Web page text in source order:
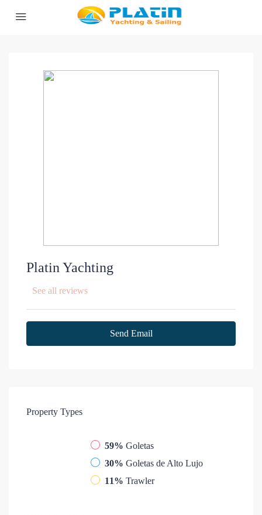
Platin Yachting
See all reviews
Send Email
Property Types
59% Goletas
30% Goletas de Alto Lujo
11% Trawler